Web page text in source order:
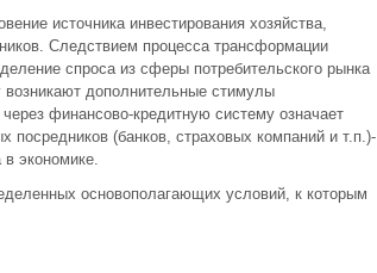
источника инвестирования хозяйства,
Следствием процесса трансформации
спроса из сферы потребительского рынка
дополнительные стимулы
финансово-кредитную систему означает
(банков, страховых компаний и т.п.)-
экономике.
основополагающих условий, к которым